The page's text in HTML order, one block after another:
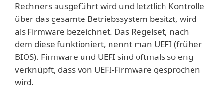
Rechners ausgeführt wird und letztlich Kontrolle
über das gesamte Betriebssystem besitzt, wird
als Firmware bezeichnet. Das Regelset, nach
dem diese funktioniert, nennt man UEFI (früher
BIOS). Firmware und UEFI sind oftmals so eng
verknüpft, dass von UEFI-Firmware gesprochen
wird.